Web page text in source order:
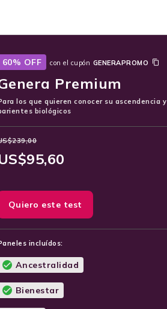
60% OFF con el cupón GENERAPROMO
Premium
los que quieren conocer su ascendencia y
biológicos
239,00
95,60
Quiero este test
incluídos:
Ancestralidad
Bienestar